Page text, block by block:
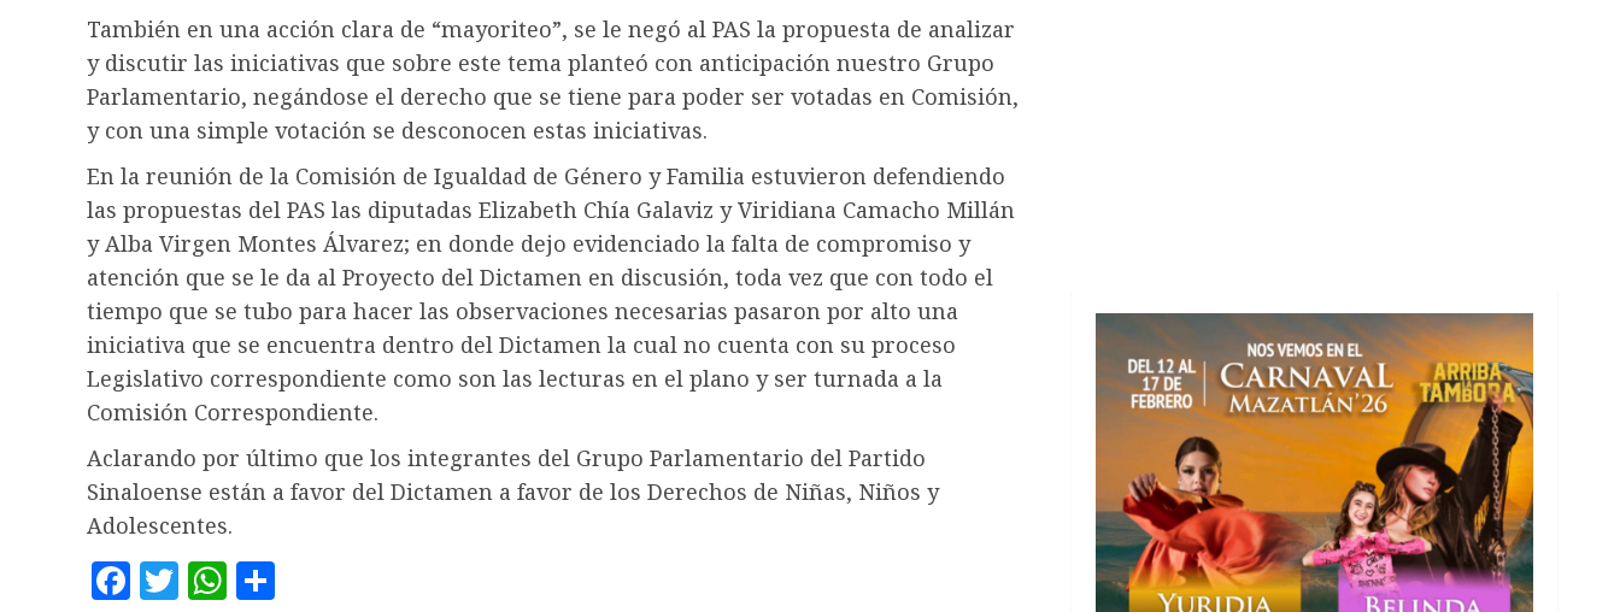
También en una acción clara de “mayoriteo”, se le negó al PAS la propuesta de analizar
y discutir las iniciativas que sobre este tema planteó con anticipación nuestro Grupo
Parlamentario, negándose el derecho que se tiene para poder ser votadas en Comisión,
y con una simple votación se desconocen estas iniciativas.
En la reunión de la Comisión de Igualdad de Género y Familia estuvieron defendiendo
las propuestas del PAS las diputadas Elizabeth Chía Galaviz y Viridiana Camacho Millán
y Alba Virgen Montes Álvarez; en donde dejo evidenciado la falta de compromiso y
atención que se le da al Proyecto del Dictamen en discusión, toda vez que con todo el
tiempo que se tubo para hacer las observaciones necesarias pasaron por alto una
iniciativa que se encuentra dentro del Dictamen la cual no cuenta con su proceso
Legislativo correspondiente como son las lecturas en el plano y ser turnada a la
Comisión Correspondiente.
Aclarando por último que los integrantes del Grupo Parlamentario del Partido
Sinaloense están a favor del Dictamen a favor de los Derechos de Niñas, Niños y
Adolescentes.
Facebook
TwitterWhatsApp